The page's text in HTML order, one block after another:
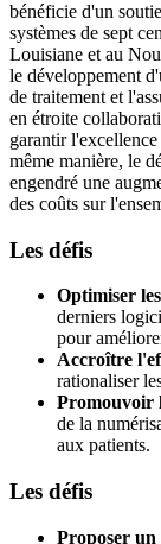
bénéficie d'un
systèmes de sept
Louisiane et au
le développement
de traitement et
en étroite
garantir
même manière, le
engendré une
des coûts sur
Les défis
Optimiser
derniers
pour
Accroître
rationaliser
Promouvoir
de la
aux patients.
Les défis
Proposer un